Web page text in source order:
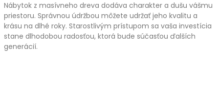
Nábytok z masívneho dreva dodáva charakter a dušu vášmu
priestoru. Správnou údržbou môžete udržať jeho kvalitu a
krásu na dlhé roky. Starostlivým prístupom sa vaša investícia
stane dlhodobou radosťou, ktorá bude súčasťou ďalších
generácií.